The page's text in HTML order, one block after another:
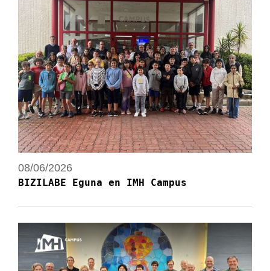
08/06/2026
BIZILABE Eguna en IMH Campus